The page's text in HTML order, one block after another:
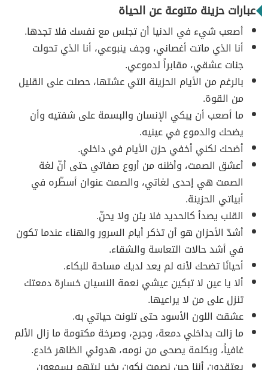
عبارات حزينة متنوعة عن الحياة
أصعب شيء في الدنيا أن تجلس مع نفسك فلا تجدها.
أنا الذي ماتت أغصاني، وجف ينبوعي، أنا الذي تحولت
جنات عشقي، مقابراً لدموعي.
بالرغم من الأيام الحزينة التي عشتها، حصلت على القليل
من القوة.
ما أصعب أن يبكي الإنسان والبسمة على شفتيه وأن
يضحك والدموع في عينيه.
أضحك لكني أخفي حزن الأيام في داخلي.
أعشق الصمت، وأظنه من أروع صفاتي حتى أنّ لغة
الصمت هي إحدى لغاتي، والصمت عنوان أسطّره في
أبياتي الحزينة.
القلب يصدأ كالحديد فلا يئن ولا يحنّ.
أشدّ الأحزان هو أن تذكر أيام السرور والهناء عندما تكون
في أشد حالات التعاسة والشقاء.
أحيانًا تضحك لأنه لم يعد لديك مساحة للبكاء.
ألا يا عين لا تبكين عيشي نعمة النسيان خسارة دمعتك
تنزل على من لا يراعيها.
عشقت اللون الأسود حتى تلونت حياتي به.
ما زالت بداخلي دمعة، وجرح، وصرخة مكتومة ما زال الألم
غافياً، وبكلمة يصحى من نومه، هدوئي الظاهر خادع.